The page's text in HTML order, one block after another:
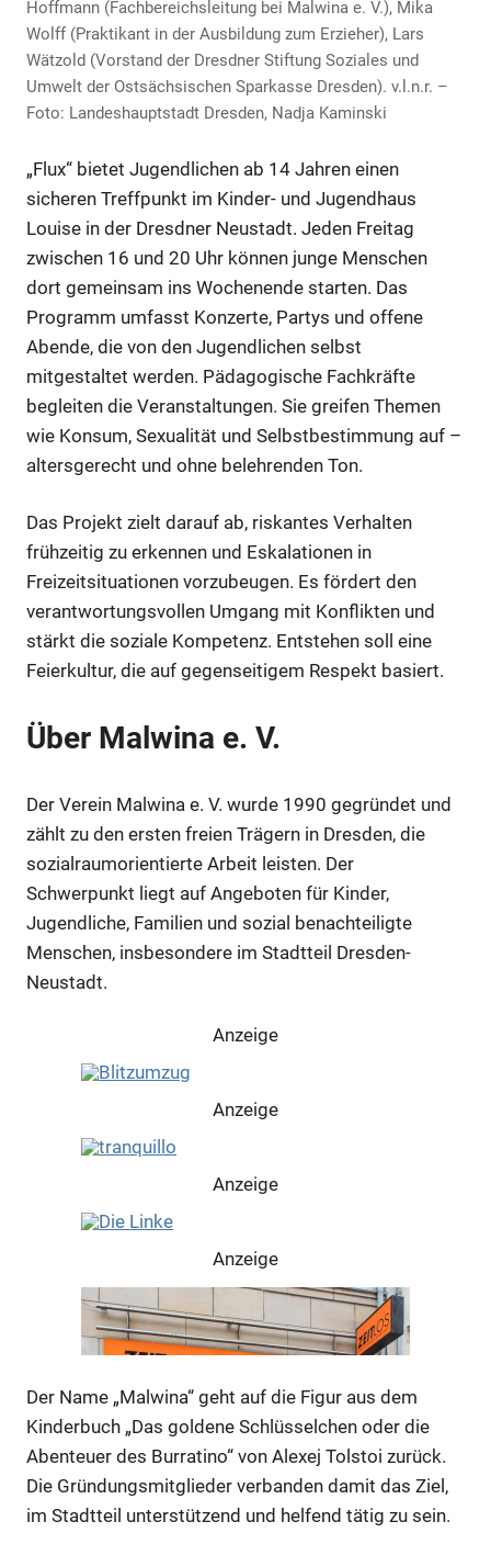
Hoffmann (Fachbereichsleitung bei Malwina e. V.), Mika
Wolff (Praktikant in der Ausbildung zum Erzieher), Lars
Wätzold (Vorstand der Dresdner Stiftung Soziales und
Umwelt der Ostsächsischen Sparkasse Dresden). v.l.n.r. –
Foto: Landeshauptstadt Dresden, Nadja Kaminski
„Flux“ bietet Jugendlichen ab 14 Jahren einen
sicheren Treffpunkt im Kinder- und Jugendhaus
Louise in der Dresdner Neustadt. Jeden Freitag
zwischen 16 und 20 Uhr können junge Menschen
dort gemeinsam ins Wochenende starten. Das
Programm umfasst Konzerte, Partys und offene
Abende, die von den Jugendlichen selbst
mitgestaltet werden. Pädagogische Fachkräfte
begleiten die Veranstaltungen. Sie greifen Themen
wie Konsum, Sexualität und Selbstbestimmung auf –
altersgerecht und ohne belehrenden Ton.
Das Projekt zielt darauf ab, riskantes Verhalten
frühzeitig zu erkennen und Eskalationen in
Freizeitsituationen vorzubeugen. Es fördert den
verantwortungsvollen Umgang mit Konflikten und
stärkt die soziale Kompetenz. Entstehen soll eine
Feierkultur, die auf gegenseitigem Respekt basiert.
Über Malwina e. V.
Der Verein Malwina e. V. wurde 1990 gegründet und
zählt zu den ersten freien Trägern in Dresden, die
sozialraumorientierte Arbeit leisten. Der
Schwerpunkt liegt auf Angeboten für Kinder,
Jugendliche, Familien und sozial benachteiligte
Menschen, insbesondere im Stadtteil Dresden-
Neustadt.
Anzeige
Anzeige
Anzeige
Anzeige
Der Name „Malwina“ geht auf die Figur aus dem
Kinderbuch „Das goldene Schlüsselchen oder die
Abenteuer des Burratino“ von Alexej Tolstoi zurück.
Die Gründungsmitglieder verbanden damit das Ziel,
im Stadtteil unterstützend und helfend tätig zu sein.